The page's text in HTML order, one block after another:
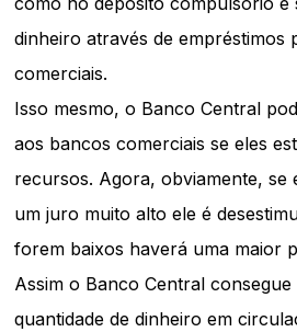
dinheiro através de empréstimos
comerciais.
Isso mesmo, o Banco Central
aos bancos comerciais se eles
recursos. Agora, obviamente, se
um juro muito alto ele é
forem baixos haverá uma maior
Assim o Banco Central
quantidade de dinheiro em